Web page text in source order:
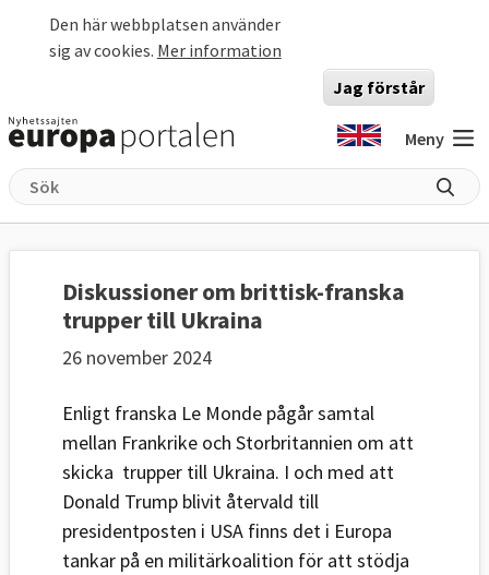
Den här webbplatsen använder
sig av cookies. Mer information
Jag förstår
Meny
Diskussioner om brittisk-franska
trupper till Ukraina
26 november 2024
Enligt franska Le Monde pågår samtal
mellan Frankrike och Storbritannien om att
skicka trupper till Ukraina. I och med att
Donald Trump blivit återvald till
presidentposten i USA finns det i Europa
tankar på en militärkoalition för att stödja